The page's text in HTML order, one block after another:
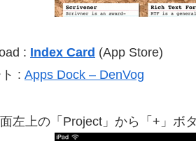
: Index Card (App Store)
: Apps Dock – DenVog
左上の「Project」から「+」ボ